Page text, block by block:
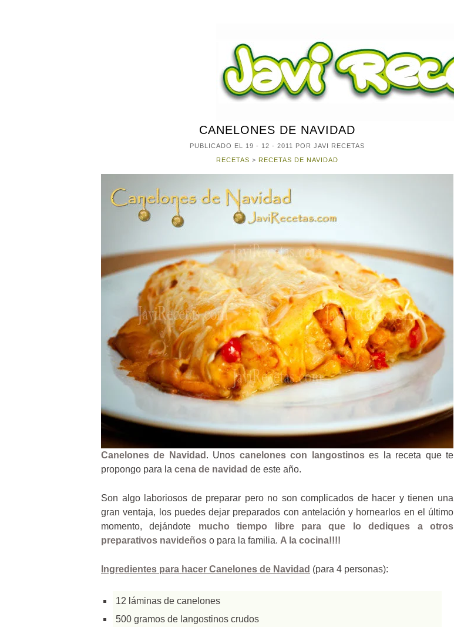
CANELONES DE NAVIDAD
PUBLICADO EL 19 - 12 - 2011
POR JAVI RECETAS
RECETAS > RECETAS DE NAVIDAD
Canelones de Navidad . Unos canelones con langostinoses la receta que te
propongo para la cena de navidad de este año.
Son algo laboriosos de preparar pero no son complicados de hacer y tienen una
gran ventaja, los puedes dejar preparados con antelación y hornearlos en el último
momento, dejándote mucho tiempo libre para que lo dediques a otros
preparativos navideños o para la familia. A la cocina!!!!
Ingredientes para hacer Canelones de Navidad (para 4 personas):
12 láminas de canelones
500 gramos de langostinos crudos